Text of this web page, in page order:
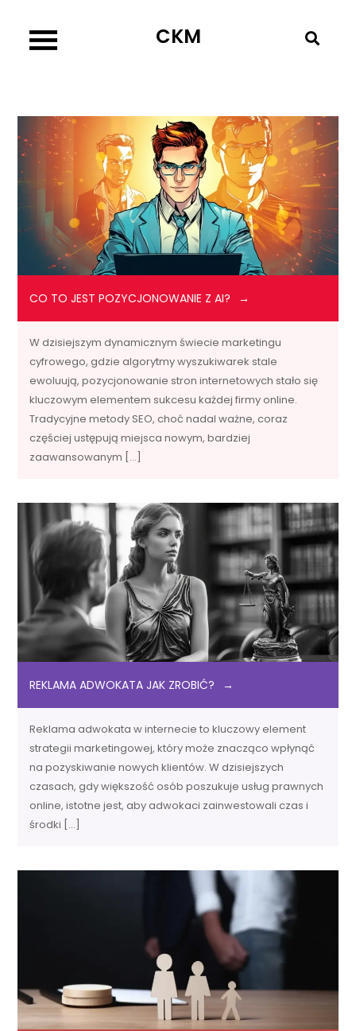
content
CKM
CO TO JEST POZYCJONOWANIE Z AI?
W dzisiejszym dynamicznym świecie marketingu
cyfrowego, gdzie algorytmy wyszukiwarek stale
ewoluują, pozycjonowanie stron internetowych stało się
kluczowym elementem sukcesu każdej firmy online.
Tradycyjne metody SEO, choć nadal ważne, coraz
częściej ustępują miejsca nowym, bardziej
zaawansowanym […]
REKLAMA ADWOKATA JAK ZROBIĆ?
Reklama adwokata w internecie to kluczowy element
strategii marketingowej, który może znacząco wpłynąć
na pozyskiwanie nowych klientów. W dzisiejszych
czasach, gdy większość osób poszukuje usług prawnych
online, istotne jest, aby adwokaci zainwestowali czas i
środki […]